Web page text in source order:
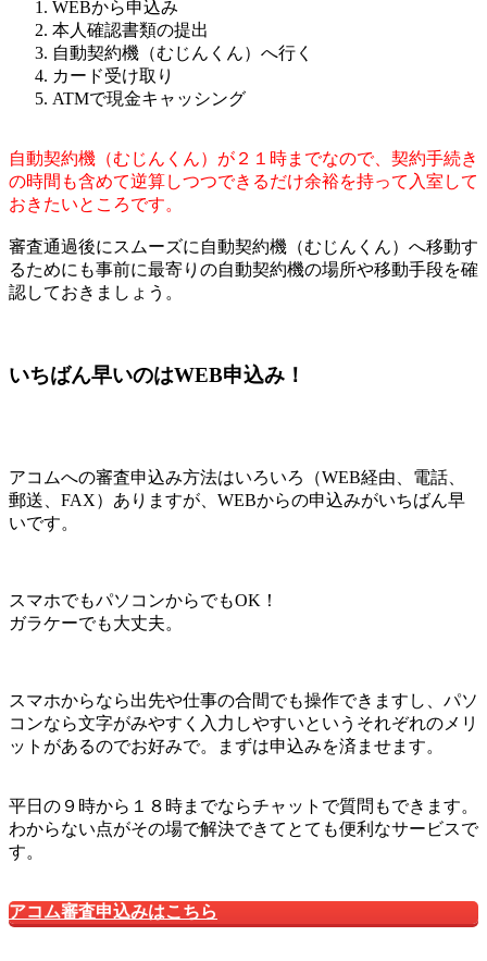
WEBから申込み
本人確認書類の提出
自動契約機（むじんくん）へ行く
カード受け取り
ATMで現金キャッシング
自動契約機（むじんくん）が２１時までなので、契約手続き
の時間も含めて逆算しつつできるだけ余裕を持って入室して
おきたいところです。
審査通過後にスムーズに自動契約機（むじんくん）へ移動す
るためにも事前に最寄りの自動契約機の場所や移動手段を確
認しておきましょう。
いちばん早いのはWEB申込み！
アコムへの審査申込み方法はいろいろ（WEB経由、電話、
郵送、FAX）ありますが、 WEBからの申込みがいちばん早
いです。
スマホでもパソコンからでもOK！
ガラケーでも大丈夫。
スマホからなら出先や仕事の合間でも操作できますし、パソ
コンなら文字がみやすく入力しやすいというそれぞれのメリ
ットがあるのでお好みで。
まずは申込みを済ませます。
平日の９時から１８時までならチャットで質問もできます。
わからない点がその場で解決できてとても便利なサービスで
す。
アコム審査申込みはこちら